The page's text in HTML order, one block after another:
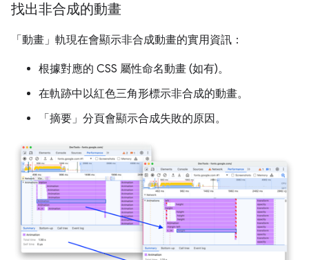
找出非合成的動畫
「動畫」 軌現在會顯示非合成動畫的實用資訊：
根據對應的 CSS 屬性命名動畫 (如有)。
在軌跡中以紅色三角形標示非合成的動畫。
「摘要」 分頁會顯示合成失敗的原因。